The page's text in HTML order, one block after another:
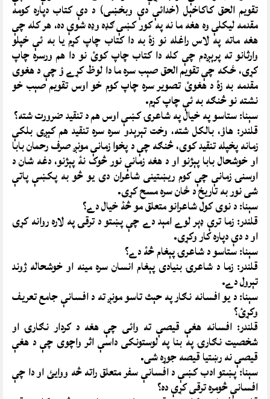
تقويم الحق کاکاخېل (خدائې دې وبخښى) د دې کتاب دپاره کومه
مقدمه ليکلې وه هغه ما نه په کور کښې ګډه وډه شوې ده، هر کله چې
هغه ماته په لاس راغله نو زۀ به دا کتاب چاپ کړم يا به ئې خپلو
وارثانو ته پرېږدم چې کله دا کتاب چاپ کوئ نو دا هم ورسره چاپ
کړى، ځکه چې تقويم الحق صېب سره ما دا لوظ کړے ؤ چې د هغوى
مقدمه به زۀ د هغوئ تصوير سره چاپ کوم خو اوس تقويم صېب خو
نشته نو څنګه به ئې چاپ کړم.
سېنا: ستاسو په خيال په شاعرۍ کښې اوس هم د تنقيد ضرورت شته؟
قلندر: هاؤ، بالکل شته، وخت تېرېدو سره سره تنقيد هم کېږى بلکې
زمانه پخپله تنقيد کوى، څنګه چې د پخوا زمانې مونږ صرف رحمان بابا
او خوشحال بابا پېژنو او د هغه زمانې نور څوک نۀ پېژنو، دغه شان د
اوسنۍ زمانې چې کوم ريښتينى شاعران دى يو څو به پکښې پاتې
شى نور به تاريخ د ځان سره مسح کړى.
سېنا: د نوى کول شاعرانو متعلق مو څۀ خيال دے؟
قلندر: زما ترې ډېر لوے امېد دے چې پښتو د ترقۍ په لاره روانه کړى
او د دې دپاره کار وکړى.
سېنا: ستاسو د شاعرۍ پېغام څۀ دے؟
قلندر: زما د شاعرۍ بنيادى پېغام انسان سره مينه او خوشحاله ژوند
تېرول دے.
سېنا: د يو افسانه نګار په حېث تاسو مونږ ته د افسانې جامع تعريف
وکړئ؟
قلندر: افسانه هغې قيصې ته وائى چې هغه د کردار نګارۍ او
شخصيت نګارۍ په بنا په لوستونکى داسې اثر واچوى چې د هغې
قيصې نه رښتيا قيصه جوړه شى.
سېنا: پښتو ادب کښې د افسانې سفر متعلق راته څه ووايئ او دا چې
افسانې څومره ترقى کړې ده؟